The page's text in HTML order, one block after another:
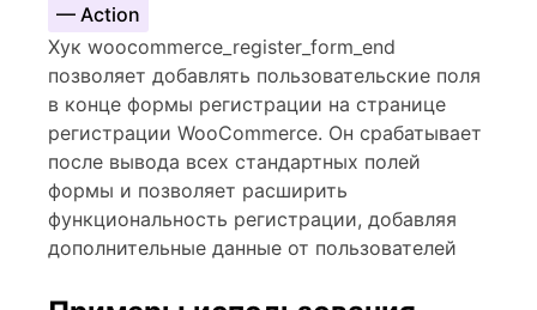
— Action
Хук woocommerce_register_form_end
позволяет добавлять пользовательские поля
в конце формы регистрации на странице
регистрации WooCommerce. Он срабатывает
после вывода всех стандартных полей
формы и позволяет расширить
функциональность регистрации, добавляя
дополнительные данные от пользователей